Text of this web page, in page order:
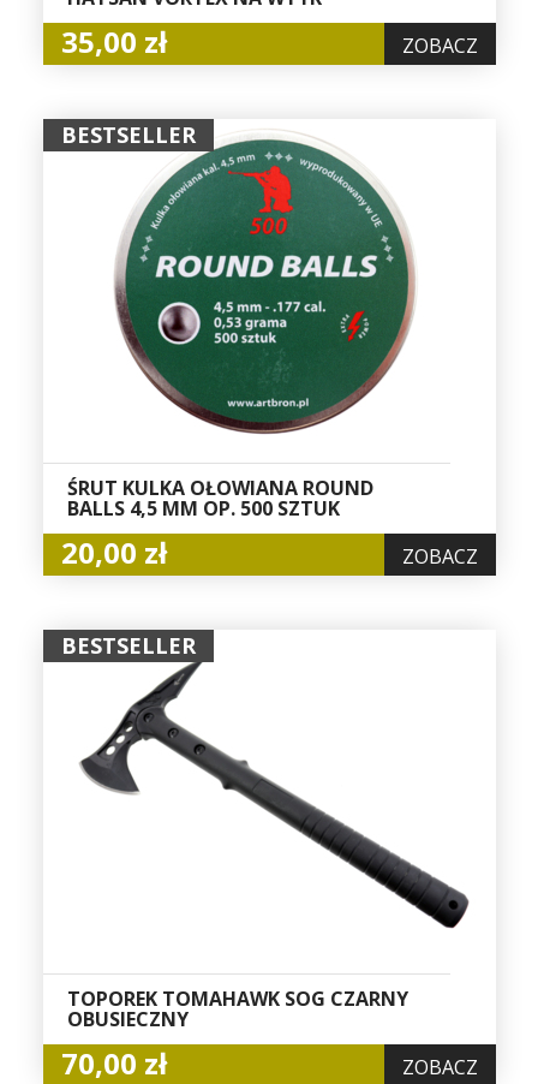
35,00 zł ZOBACZ
BESTSELLER
ŚRUT KULKA OŁOWIANA ROUND
BALLS 4,5 MM OP. 500 SZTUK
20,00 zł ZOBACZ
BESTSELLER
TOPOREK TOMAHAWK SOG CZARNY
OBUSIECZNY
70,00 zł ZOBACZ